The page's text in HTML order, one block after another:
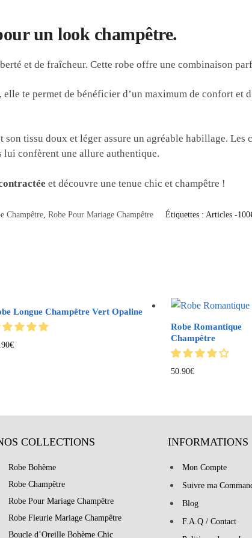
un look champêtre.
et de fraîcheur. Cette robe offre une combinaison
te permet de bénéficier d’un maximum de confort et
tissu doux et léger assure un agréable habillage.
lui confèrent une allure authentique.
et découvre une tenue chic et champêtre !
Champêtre Robe Pour Mariage Champêtre Étiquettes : Articles -
Longue Champêtre Vert Opaline
€
Robe Romantique
Champêtre
50.90€
COLLECTIONS
Robe Bohème
Robe Champêtre
Robe Pour Mariage Champêtre
Robe Fleurie Mariage Champêtre
Boucle d’Oreille Bohème Chic
INFORMATIONS
Mon Compte
Suivre ma
Blog
F.A.Q / Contact